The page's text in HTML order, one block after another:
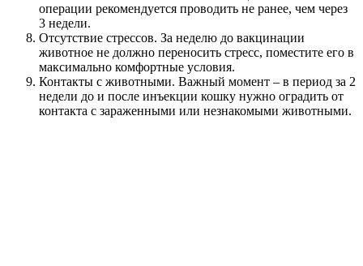
операции рекомендуется проводить не ранее, чем через
3 недели.
Отсутствие стрессов. За неделю до вакцинации
животное не должно переносить стресс, поместите его в
максимально комфортные условия.
Контакты с животными. Важный момент – в период за 2
недели до и после инъекции кошку нужно оградить от
контакта с зараженными или незнакомыми животными.